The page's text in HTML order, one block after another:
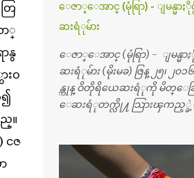
ြ
ာ္
နွ
းဝ
၍
။
ငဇ
ေဇာ္ေအာင္ (မုံရြာ) - ျမန္မာႏို
ဆးရံုမ်ား
ေဇာ္ေအာင္ (မုံရြာ) - ျမန္မာ
ဆးရံုမ်ား (မိုးမခ) ဇြန္ ၂၅၊ ၂၀၁
န္ကုန္ ဝိတိုရိယေဆးရံုကို မိတ္ေ
ေဆးရံုတက္လို႔ သြားၾကည့္ခဲ့
မ္းသြားလို႔ အရိုးအစားထိုးကုသျ
တယ္။ အရိုးအထူးကု ဆရာဝန္က